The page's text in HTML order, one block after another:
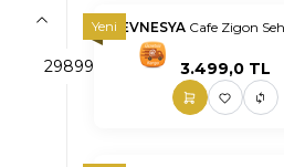
Yeni EVNESYA Cafe Zigon
3.499,0TL